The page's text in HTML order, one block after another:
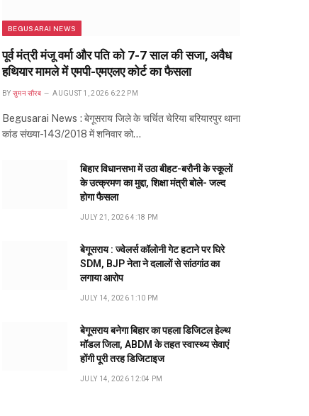
BEGUSARAI NEWS
पूर्व मंत्री मंजू वर्मा और पति को 7-7 साल की सजा, अवैध
हथियार मामले में एमपी-एमएलए कोर्ट का फैसला
BY सुमन सौरब AUGUST 1, 2026 6:22 PM
Begusarai News : बेगूसराय जिले के चर्चित चेरिया बरियारपुर थाना
कांड संख्या-143/2018 में शनिवार को…
बिहार विधानसभा में उठा बीहट-बरौनी के स्कूलों
के उत्क्रमण का मुद्दा, शिक्षा मंत्री बोले- जल्द
होगा फैसला
JULY 21, 2026 4:18 PM
बेगूसराय : ज्वेलर्स कॉलोनी गेट हटाने पर घिरे
SDM, BJP नेता ने दलालों से सांठगांठ का
लगाया आरोप
JULY 14, 2026 1:10 PM
बेगूसराय बनेगा बिहार का पहला डिजिटल हेल्थ
मॉडल जिला, ABDM के तहत स्वास्थ्य सेवाएं
होंगी पूरी तरह डिजिटाइज
JULY 14, 2026 12:04 PM